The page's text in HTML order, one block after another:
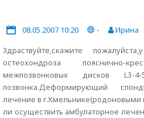
08.05.2007 10:20 -
Ирина
Здраствуйте,скажите
остеохондроза пояснично-
межпозвонковых дисков L3-
позвонка.Деформирующий
лечение в г.Хмельнике(родоновыми
ли осуществить амбулаторное